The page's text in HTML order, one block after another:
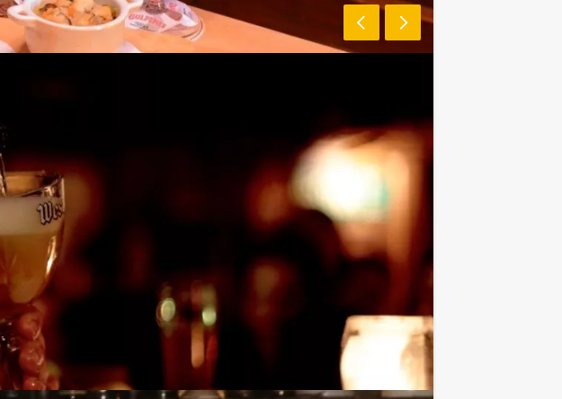
in Arnhem
Excursies kan je elke proeverij zo combineren met
en samen maken we jullie groepsuitje compleet.